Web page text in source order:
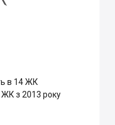
в 14 ЖК
ЖК з 2013 року